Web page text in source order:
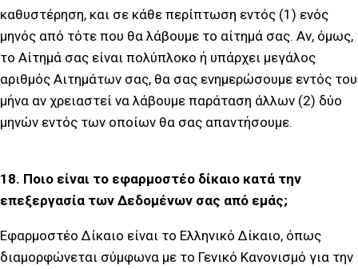
καθυστέρηση, και σε κάθε περίπτωση εντός (1) ενός
μηνός από τότε που θα λάβουμε το αίτημά σας. Αν, όμως,
το Αίτημά σας είναι πολύπλοκο ή υπάρχει μεγάλος
αριθμός Αιτημάτων σας, θα σας ενημερώσουμε εντός του
μήνα αν χρειαστεί να λάβουμε παράταση άλλων (2) δύο
μηνών εντός των οποίων θα σας απαντήσουμε.
18. Ποιο είναι το εφαρμοστέο δίκαιο κατά την
επεξεργασία των Δεδομένων σας από εμάς;
Εφαρμοστέο Δίκαιο είναι το Ελληνικό Δίκαιο, όπως
διαμορφώνεται σύμφωνα με το Γενικό Κανονισμό για την